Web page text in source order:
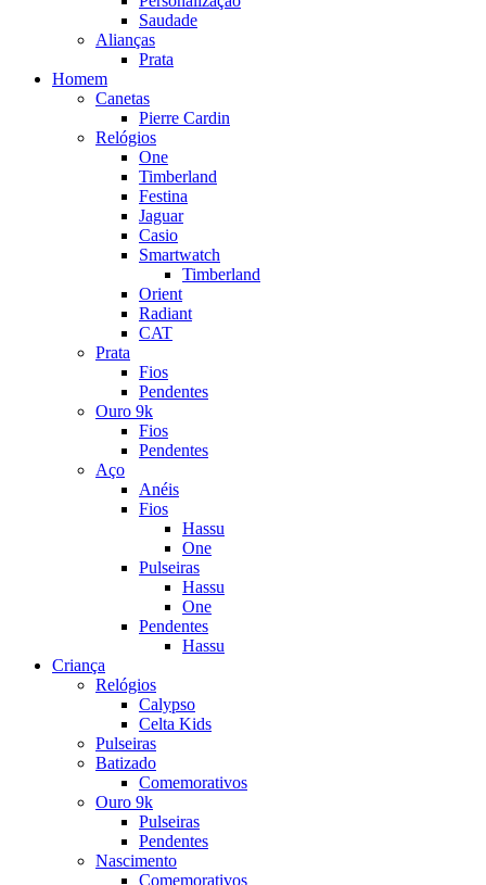
Saudade
Alianças
Prata
Homem
Canetas
Pierre Cardin
Relógios
One
Timberland
Festina
Jaguar
Casio
Smartwatch
Timberland
Orient
Radiant
CAT
Prata
Fios
Pendentes
Ouro 9k
Fios
Pendentes
Aço
Anéis
Fios
Hassu
One
Pulseiras
Hassu
One
Pendentes
Hassu
Criança
Relógios
Calypso
Celta Kids
Pulseiras
Batizado
Comemorativos
Ouro 9k
Pulseiras
Pendentes
Nascimento
Comemorativos